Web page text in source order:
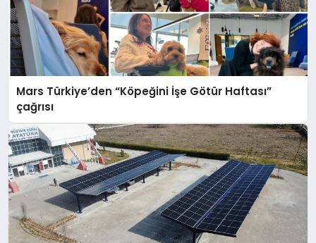
Mars Türkiye’den “Köpeğini İşe Götür Haftası”
çağrısı